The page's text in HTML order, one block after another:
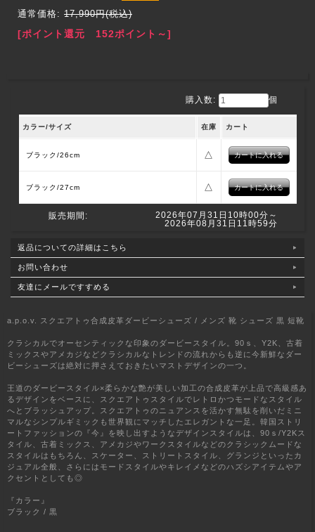
通常価格: 17,990円(税込)
[ポイント還元 152ポイント～]
購入数: 個
カラー/サイズ 在庫 カート
ブラック/26cm △
ブラック/27cm △
販売期間:
2026年07月31日10時00分～
2026年08月31日11時59分
返品についての詳細はこちら
お問い合わせ
友達にメールですすめる
a.p.o.v. スクエアトゥ合成皮革ダービーシューズ / メンズ 靴 シューズ 黒 短靴
クラシカルでオーセンティックな印象のダービースタイル。90ｓ、Y2K、古着
ミックスやアメカジなどクラシカルなトレンドの流れからも逆に今新鮮なダー
ビーシューズは絶対に押さえておきたいマストデザインの一つ。
王道のダービースタイル×柔らかな艶が美しい加工の合成皮革が上品で高級感あ
るデザインをベースに、スクエアトゥスタイルでレトロかつモードなスタイル
へとブラッシュアップ。スクエアトゥのニュアンスを活かす無駄を削いだミニ
マルなシンプルギミックも世界観にマッチしたエレガントな一足。韓国ストリ
ートファッションの『今』を映し出すようなデザインスタイルは、90ｓ/Y2Kス
タイル、古着ミックス、アメカジやワークスタイルなどのクラシックムードな
スタイルはもちろん、スケーター、ストリートスタイル、グランジといったカ
ジュアル全般、さらにはモードスタイルやキレイメなどのハズシアイテムやア
クセントとしても◎
『カラー』
ブラック / 黒